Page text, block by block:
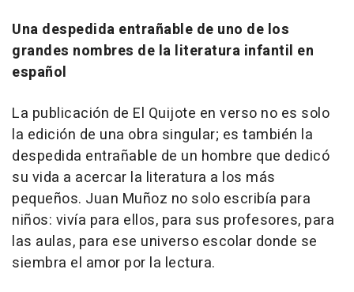
Una despedida entrañable de uno de los
grandes nombres de la literatura infantil en
español
La publicación de El Quijote en verso no es solo
la edición de una obra singular; es también la
despedida entrañable de un hombre que dedicó
su vida a acercar la literatura a los más
pequeños. Juan Muñoz no solo escribía para
niños: vivía para ellos, para sus profesores, para
las aulas, para ese universo escolar donde se
siembra el amor por la lectura.